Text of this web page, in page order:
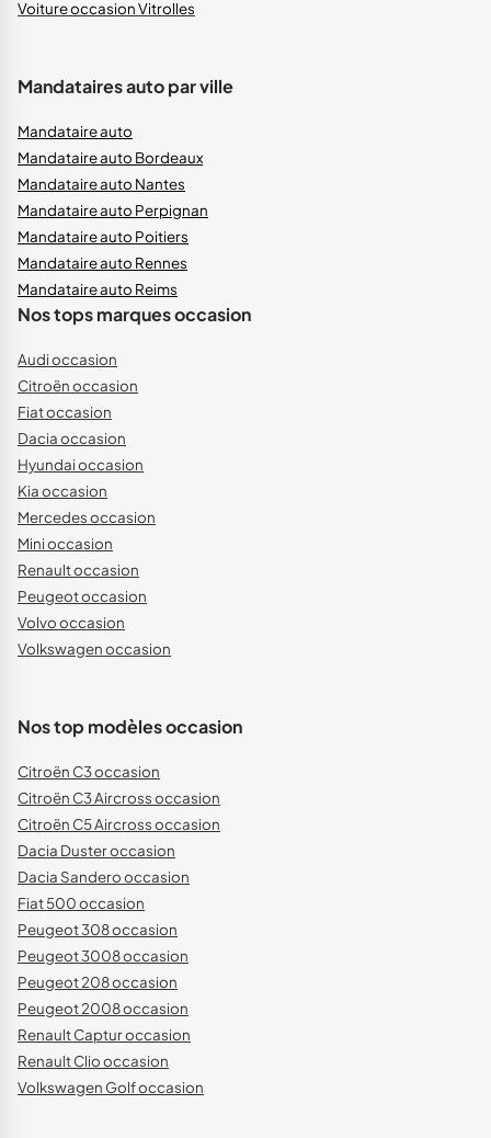
Voiture occasion Vitrolles
Mandataires auto par ville
Mandataire auto
Mandataire auto Bordeaux
Mandataire auto Nantes
Mandataire auto Perpignan
Mandataire auto Poitiers
Mandataire auto Rennes
Mandataire auto Reims
Nos tops marques occasion
Audi occasion
Citroën occasion
Fiat occasion
Dacia occasion
Hyundai occasion
Kia occasion
Mercedes occasion
Mini occasion
Renault occasion
Peugeot occasion
Volvo occasion
Volkswagen occasion
Nos top modèles occasion
Citroën C3 occasion
Citroën C3 Aircross occasion
Citroën C5 Aircross occasion
Dacia Duster occasion
Dacia Sandero occasion
Fiat 500 occasion
Peugeot 308 occasion
Peugeot 3008 occasion
Peugeot 208 occasion
Peugeot 2008 occasion
Renault Captur occasion
Renault Clio occasion
Volkswagen Golf occasion